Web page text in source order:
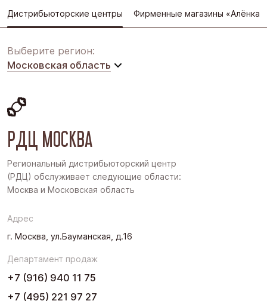
Дистрибьюторские центры Фирменные магазины «Алёнка»
Выберите регион:
Московская область
Восточная Сибирь
Дальний Восток
Поволжье
Урал
РДЦ МОСКВА
Региональный дистрибьюторский центр
(РДЦ) обслуживает следующие области:
Москва и Московская область
Адрес
г. Москва, ул.Бауманская, д.16
Департамент продаж
+7 (916) 940 11 75
+7 (495) 221 97 27